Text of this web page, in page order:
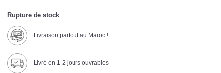
Rupture de stock
Livraison partout au Maroc !
Livré en 1-2 jours ouvrables